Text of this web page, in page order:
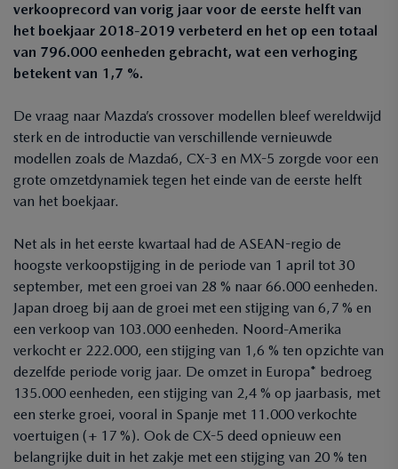
verkooprecord van vorig jaar voor de eerste helft van
het boekjaar 2018-2019 verbeterd en het op een totaal
van 796.000 eenheden gebracht, wat een verhoging
betekent van 1,7 %.
De vraag naar Mazda’s crossover modellen bleef wereldwijd
sterk en de introductie van verschillende vernieuwde
modellen zoals de Mazda6, CX-3 en MX-5 zorgde voor een
grote omzetdynamiek tegen het einde van de eerste helft
van het boekjaar.
Net als in het eerste kwartaal had de ASEAN-regio de
hoogste verkoopstijging in de periode van 1 april tot 30
september, met een groei van 28 % naar 66.000 eenheden.
Japan droeg bij aan de groei met een stijging van 6,7 % en
een verkoop van 103.000 eenheden. Noord-Amerika
verkocht er 222.000, een stijging van 1,6 % ten opzichte van
dezelfde periode vorig jaar. De omzet in Europa* bedroeg
135.000 eenheden, een stijging van 2,4 % op jaarbasis, met
een sterke groei, vooral in Spanje met 11.000 verkochte
voertuigen (+ 17 %). Ook de CX-5 deed opnieuw een
belangrijke duit in het zakje met een stijging van 20 % ten